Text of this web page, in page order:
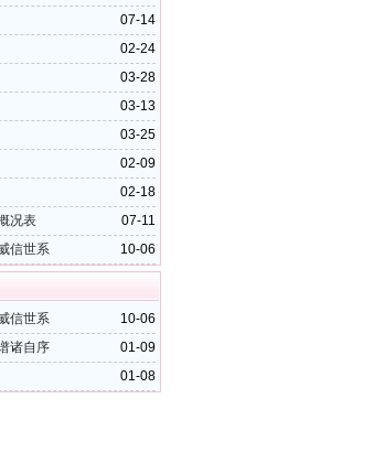
07-14
02-24
03-28
03-13
03-25
02-09
02-18
07-11
况表
10-06
信世系
10-06
信世系
01-09
诸自序
01-08